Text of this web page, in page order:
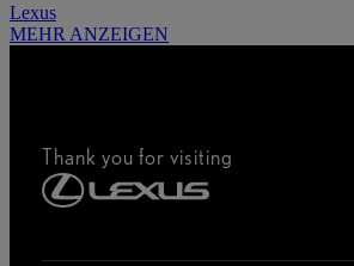
Lexus
MEHR ANZEIGEN
Thank you for visiting